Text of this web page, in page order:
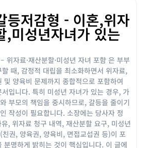
등저감형 - 이혼,위자
,미성년자녀가 있는
위자료·재산분할·미성년 자녀 포함 은 부부
때, 감정적 대립을 최소화하면서 위자료,
및 양육비 문제까지 종합적으로 포함하여
입니다. 특히 미성년 자녀가 있는 경우, 가
부모의 책임을 중시하므로, 갈등을 줄이기
작성이 필요합니다. 소장에는 당사자 정
, 위자료 청구 내역, 재산분할 요구, 미성년
권, 양육권, 양육비, 면접교섭권 등)이 포
분명하게 밝히는 것이 핵심입니다. 이 글에